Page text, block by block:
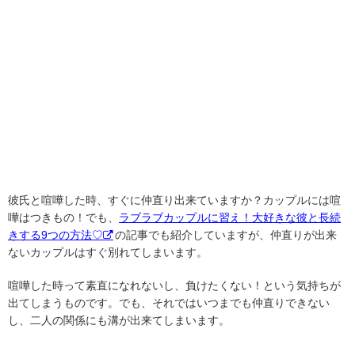
彼氏と喧嘩した時、すぐに仲直り出来ていますか？カップルには喧
嘩はつきもの！でも、 ラブラブカップルに習え！大好きな彼と長続
きする9つの方法♡
の記事でも紹介していますが、仲直りが出来
ないカップルはすぐ別れてしまいます。
喧嘩した時って素直になれないし、負けたくない！という気持ちが
出てしまうものです。でも、それではいつまでも仲直りできない
し、二人の関係にも溝が出来てしまいます。